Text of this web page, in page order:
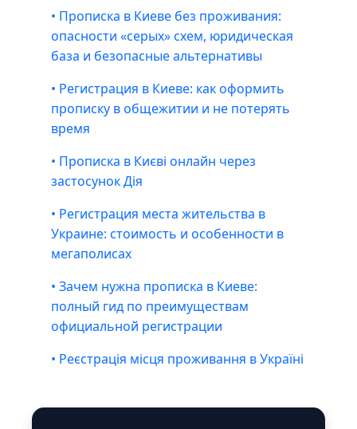
• Прописка в Киеве без проживания:
опасности «серых» схем, юридическая
база и безопасные альтернативы
• Регистрация в Киеве: как оформить
прописку в общежитии и не потерять
время
• Прописка в Києві онлайн через
застосунок Дія
• Регистрация места жительства в
Украине: стоимость и особенности в
мегаполисах
• Зачем нужна прописка в Киеве:
полный гид по преимуществам
официальной регистрации
• Реєстрація місця проживання в Україні